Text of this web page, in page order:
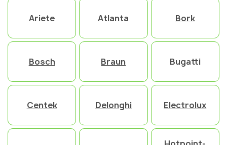
Ariete Atlanta Bork
Bosch Braun Bugatti
Centek Delonghi Electrolux